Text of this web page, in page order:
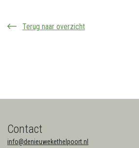
Terug naar overzicht
Contact
info@denieuwekethelpoort.nl